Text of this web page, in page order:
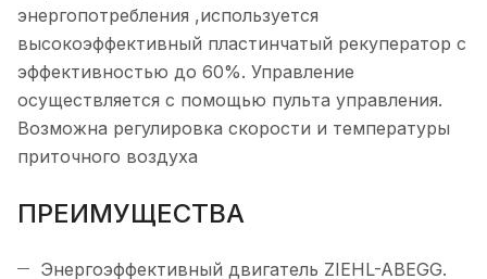
энергопотребления ,используется
высокоэффективный пластинчатый рекуператор с
эффективностью до 60%. Управление
осуществляется с помощью пульта управления.
Возможна регулировка скорости и температуры
приточного воздуха
ПРЕИМУЩЕСТВА
Энергоэффективный двигатель ZIEHL-ABEGG.